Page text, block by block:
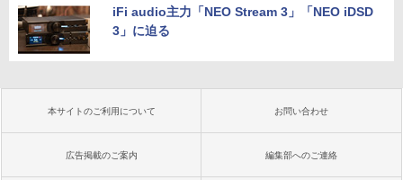
iFi audio主力「NEO Stream 3」「NEO iDSD
3」に迫る
本サイトのご利用について お問い合わせ
広告掲載のご案内 編集部へのご連絡